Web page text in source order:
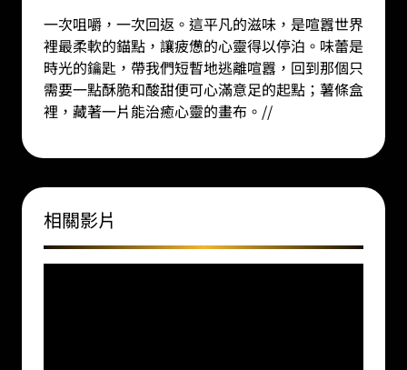
一次咀嚼，一次回返。這平凡的滋味，是喧囂世界
裡最柔軟的錨點，讓疲憊的心靈得以停泊。味蕾是
時光的鑰匙，帶我們短暫地逃離喧囂，回到那個只
需要一點酥脆和酸甜便可心滿意足的起點；薯條盒
裡，藏著一片能治癒心靈的畫布。 //
相關影片